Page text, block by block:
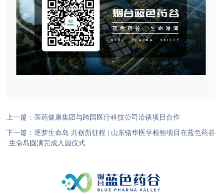
上一篇： 医药健康集团与跨国医疗科技公司洽谈项目合作
下一篇：逐梦生命岛 共创新征程 | 山东骆华医学检验项目在蓝色药谷
·生命岛圆满完成入园仪式